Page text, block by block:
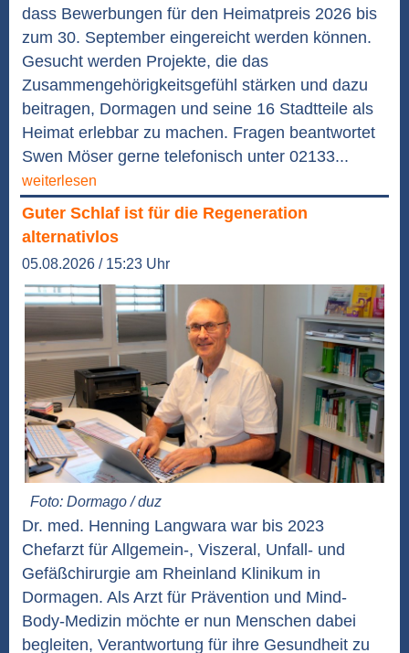
dass Bewerbungen für den Heimatpreis 2026 bis
zum 30. September eingereicht werden können.
Gesucht werden Projekte, die das
Zusammengehörigkeitsgefühl stärken und dazu
beitragen, Dormagen und seine 16 Stadtteile als
Heimat erlebbar zu machen. Fragen beantwortet
Swen Möser gerne telefonisch unter 02133...
weiterlesen
Guter Schlaf ist für die Regeneration
alternativlos
05.08.2026 / 15:23 Uhr
Foto: Dormago / duz
Dr. med. Henning Langwara war bis 2023
Chefarzt für Allgemein-, Viszeral, Unfall- und
Gefäßchirurgie am Rheinland Klinikum in
Dormagen. Als Arzt für Prävention und Mind-
Body-Medizin möchte er nun Menschen dabei
begleiten, Verantwortung für ihre Gesundheit zu